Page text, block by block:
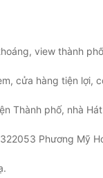
view thành
cửa hàng tiện lợi,
Thành phố, nhà
Phương Mỹ